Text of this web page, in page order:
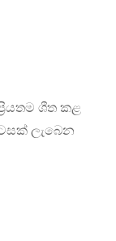
ශීත කළ
ලැබෙන